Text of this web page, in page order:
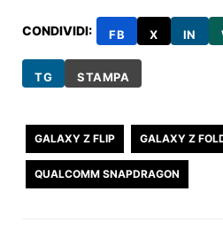
CONDIVIDI: FB X IN
TG STAMPA
GALAXY Z FLIP GALAXY Z
QUALCOMM SNAPDRAGON